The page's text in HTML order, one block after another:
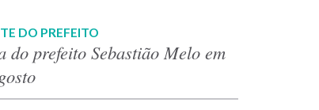
DO PREFEITO
do prefeito Sebastião Melo em